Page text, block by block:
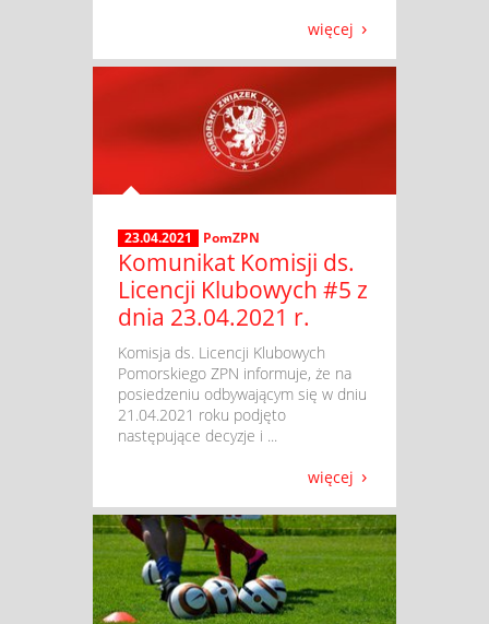
więcej
23.04.2021 PomZPN
Komunikat Komisji ds.
Licencji Klubowych #5 z
dnia 23.04.2021 r.
​ Komisja ds. Licencji Klubowych
Pomorskiego ZPN informuje, że na
posiedzeniu odbywającym się w dniu
21.04.2021 roku podjęto
następujące decyzje i ...
więcej